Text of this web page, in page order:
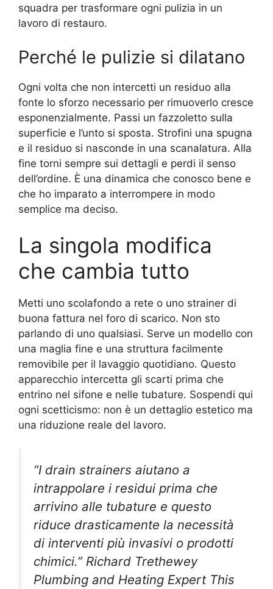
squadra per trasformare ogni pulizia in un
lavoro di restauro.
Perché le pulizie si dilatano
Ogni volta che non intercetti un residuo alla
fonte lo sforzo necessario per rimuoverlo cresce
esponenzialmente. Passi un fazzoletto sulla
superficie e l’unto si sposta. Strofini una spugna
e il residuo si nasconde in una scanalatura. Alla
fine torni sempre sui dettagli e perdi il senso
dell’ordine. È una dinamica che conosco bene e
che ho imparato a interrompere in modo
semplice ma deciso.
La singola modifica
che cambia tutto
Metti uno scolafondo a rete o uno strainer di
buona fattura nel foro di scarico. Non sto
parlando di uno qualsiasi. Serve un modello con
una maglia fine e una struttura facilmente
removibile per il lavaggio quotidiano. Questo
apparecchio intercetta gli scarti prima che
entrino nel sifone e nelle tubature. Sospendi qui
ogni scetticismo: non è un dettaglio estetico ma
una riduzione reale del lavoro.
“I drain strainers aiutano a
intrappolare i residui prima che
arrivino alle tubature e questo
riduce drasticamente la necessità
di interventi più invasivi o prodotti
chimici.” Richard Trethewey
Plumbing and Heating Expert This